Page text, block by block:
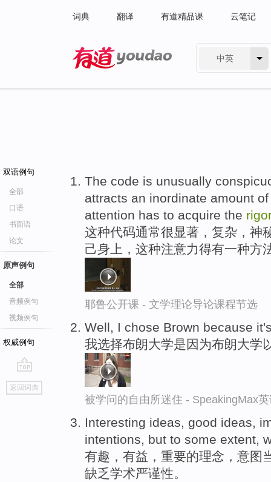
词典 翻译 有道精品课 云笔记
中英
双语例句
全部
口语
书面语
论文
原声例句
全部
音频例句
视频例句
权威例句
go
top
返回词典
The code is unusually
attracts an inordinate amount
attention has to acquire the
这种代码通常很显著，复杂，神
己身上，这种注意力得有一种方
耶鲁公开课 - 文学理论导论课程节选
Well, I chose Brown because
我选择布朗大学是因为布朗大学
被学问的自由所迷住 - SpeakingMax
Interesting ideas, good ideas,
intentions, but to some extent,
有趣，有益，重要的理念，意图
缺乏学术严谨性。